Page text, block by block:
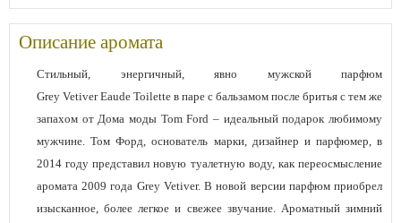
Описание аромата
Стильный, энергичный, явно мужской парфюм
Grey Vetiver Eaude Toilette в паре с бальзамом после бритья с тем же
запахом от Дома моды Tom Ford – идеальный подарок любимому
мужчине. Том Форд, основатель марки, дизайнер и парфюмер, в
2014 году представил новую туалетную воду, как переосмысление
аромата 2009 года Grey Vetiver. В новой версии парфюм приобрел
изысканное, более легкое и свежее звучание. Ароматный зимний